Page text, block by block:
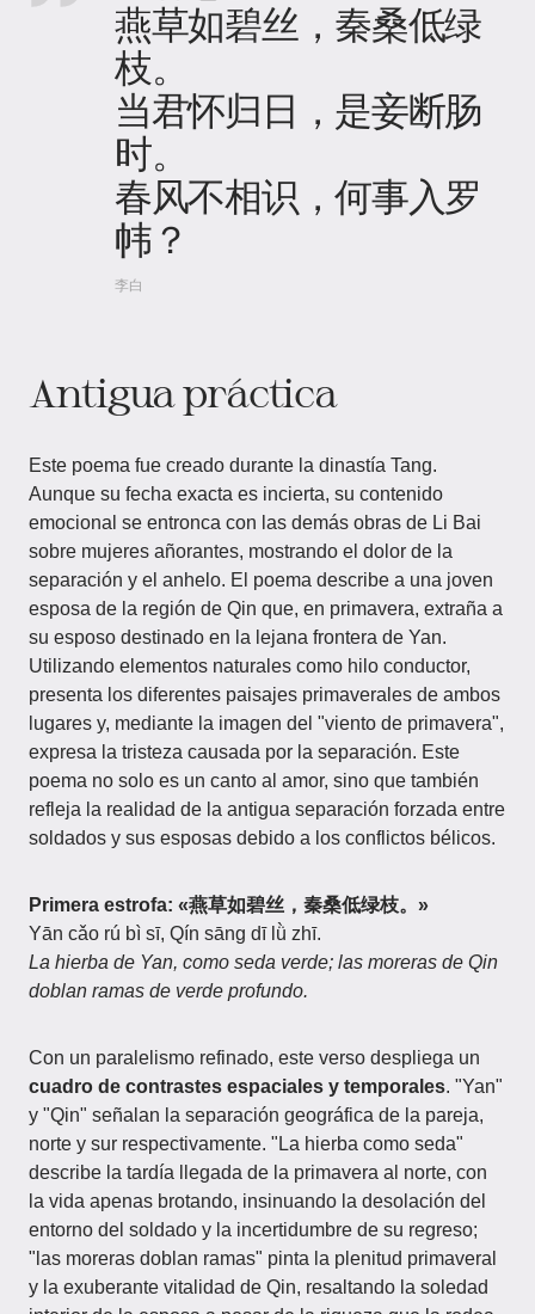
燕草如碧丝，秦桑低绿
枝。
当君怀归日，是妾断肠
时。
春风不相识，何事入罗
帏？
李白
Antigua práctica
Este poema fue creado durante la dinastía Tang.
Aunque su fecha exacta es incierta, su contenido
emocional se entronca con las demás obras de Li Bai
sobre mujeres añorantes, mostrando el dolor de la
separación y el anhelo. El poema describe a una joven
esposa de la región de Qin que, en primavera, extraña a
su esposo destinado en la lejana frontera de Yan.
Utilizando elementos naturales como hilo conductor,
presenta los diferentes paisajes primaverales de ambos
lugares y, mediante la imagen del "viento de primavera",
expresa la tristeza causada por la separación. Este
poema no solo es un canto al amor, sino que también
refleja la realidad de la antigua separación forzada entre
soldados y sus esposas debido a los conflictos bélicos.
Primera estrofa: «燕草如碧丝，秦桑低绿枝。»
Yān cǎo rú bì sī, Qín sāng dī lǜ zhī.
La hierba de Yan, como seda verde; las moreras de Qin
doblan ramas de verde profundo.
Con un paralelismo refinado, este verso despliega un
cuadro de contrastes espaciales y temporales. "Yan"
y "Qin" señalan la separación geográfica de la pareja,
norte y sur respectivamente. "La hierba como seda"
describe la tardía llegada de la primavera al norte, con
la vida apenas brotando, insinuando la desolación del
entorno del soldado y la incertidumbre de su regreso;
"las moreras doblan ramas" pinta la plenitud primaveral
y la exuberante vitalidad de Qin, resaltando la soledad